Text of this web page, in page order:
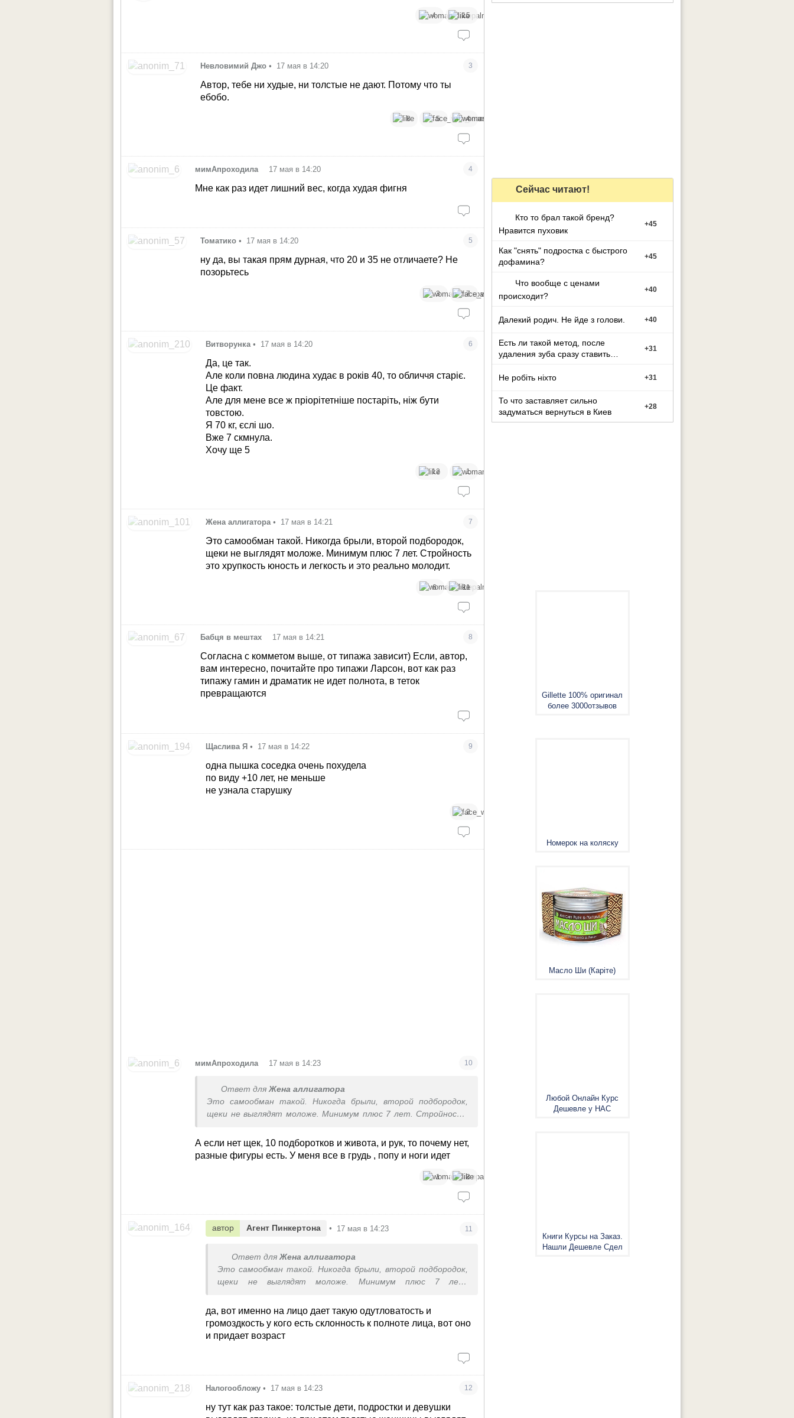
4 15
Невловимий Джо • 17 мая в 14:20 3
Автор, тебе ни худые, ни толстые не дают. Потому что ты
ебобо.
8 5 4
мимАпроходила 17 мая в 14:20 4
Мне как раз идет лишний вес, когда худая фигня
Томатико • 17 мая в 14:20 5
ну да, вы такая прям дурная, что 20 и 35 не отличаете? Не
позорьтесь
3 7
Витворунка • 17 мая в 14:20 6
Да, це так.
Але коли повна людина худає в років 40, то обличчя старіє.
Це факт.
Але для мене все ж пріорітетніше постаріть, ніж бути
товстою.
Я 70 кг, єслі шо.
Вже 7 скмнула.
Хочу ще 5
12 1
Жена аллигатора • 17 мая в 14:21 7
Это самообман такой. Никогда брыли, второй подбородок,
щеки не выглядят моложе. Минимум плюс 7 лет. Стройность
это хрупкость юность и легкость и это реально молодит.
6 11
Бабця в мештах 17 мая в 14:21 8
Согласна с комметом выше, от типажа зависит) Если, автор,
вам интересно, почитайте про типажи Ларсон, вот как раз
типажу гамин и драматик не идет полнота, в теток
превращаются
Щаслива Я • 17 мая в 14:22 9
одна пышка соседка очень похудела
по виду +10 лет, не меньше
не узнала старушку
2
мимАпроходила 17 мая в 14:23 10
Ответ для Жена аллигатора
Это самообман такой. Никогда брыли, второй подбородок,
щеки не выглядят моложе. Минимум плюс 7 лет. Стройность
А если нет щек, 10 подборотков и живота, и рук, то почему нет,
разные фигуры есть. У меня все в грудь , попу и ноги идет
1 3
автор Агент Пинкертона • 17 мая в 14:23 11
Ответ для Жена аллигатора
Это самообман такой. Никогда брыли, второй подбородок,
щеки не выглядят моложе. Минимум плюс 7 лет.
да, вот именно на лицо дает такую одутловатость и
громоздкость у кого есть склонность к полноте лица, вот оно
и придает возраст
Налогообложу • 17 мая в 14:23 12
ну тут как раз такое: толстые дети, подростки и девушки
Сейчас читают!
Кто то брал такой бренд?
Нравится пуховик
+45
Как "снять" подростка с быстрого
дофамина?
+45
Что вообще с ценами
происходит?
+40
Далекий родич. Не йде з голови. +40
Есть ли такой метод, после
удаления зуба сразу ставить
+31
Не робіть ніхто +31
То что заставляет сильно
задуматься вернуться в Киев
+28
Gillette 100% оригинал
более 3000отзывов
Номерок на коляску
Масло Ши (Каріте)
Любой Онлайн Курс
Дешевле у НАС
Книги Курсы на Заказ.
Нашли Дешевле Сдел